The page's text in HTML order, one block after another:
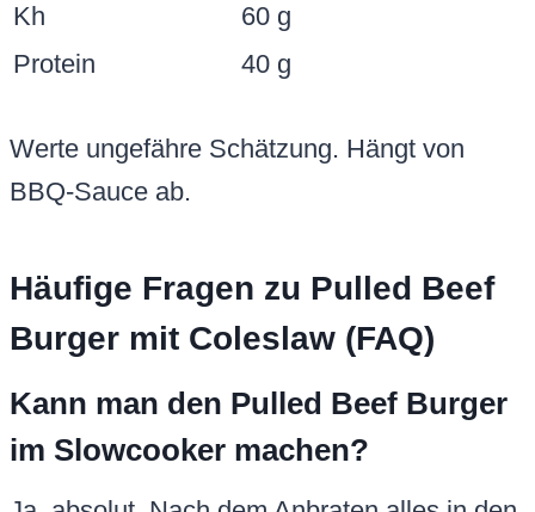
Kh
60 g
Protein
40 g
Werte ungefähre Schätzung. Hängt von
BBQ-Sauce ab.
Häufige Fragen zu Pulled Beef
Burger mit Coleslaw (FAQ)
Kann man den Pulled Beef Burger
im Slowcooker machen?